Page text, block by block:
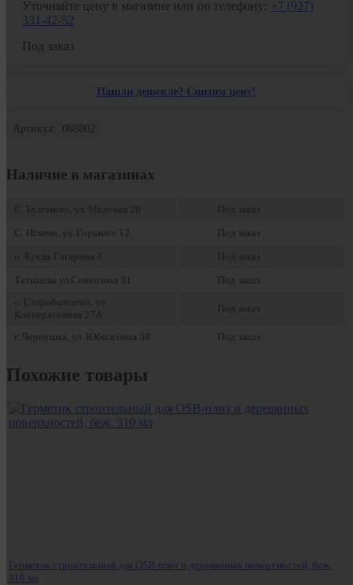
Уточняйте цену в магазине или по телефону: +7 (927)
331-42-52
Под заказ
Нашли дешевле? Снизим цену!
Артикул: .088802
Наличие в магазинах
С. Булгаково, ул. Медовая 20
Под заказ
С. Иглино, ул. Горького 12
Под заказ
п. Куеда Гагарина 3
Под заказ
Татышлы ул.Совхозная 31
Под заказ
с. Старобалтаево, ул.
Кооперативная 27А
Под заказ
г. Чернушка, ул. Юбилейная 38 Под заказ
Похожие товары
Герметик строительный для OSB-плит и деревянных поверхностей, беж.
310 мл